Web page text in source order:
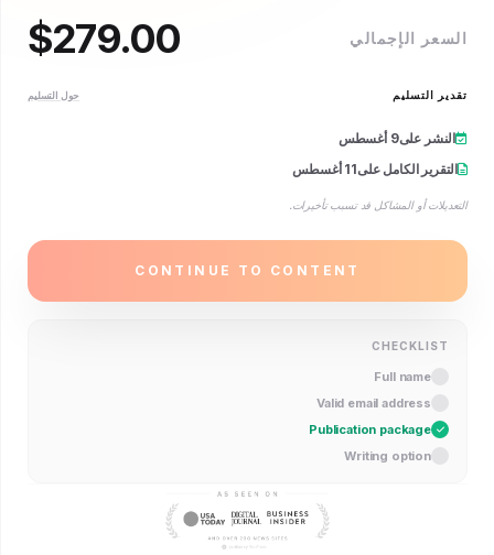
الإجمالي $279.00
على9 أغسطس
الكامل على11 أغسطس
أو المشاكل قد تسبب تأخيرات.
CONTINUE TO CONTENT
Valid email address
Publication package
Writing option